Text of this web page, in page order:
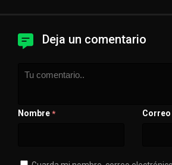
Deja un comentario
Nombre *